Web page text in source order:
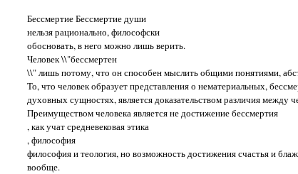
Бессмертие Бессмертие души
нельзя рационально, философски
обосновать, в него можно лишь верить.
Человек \\"бессмертен
\\" лишь потому, что он способен мыслить общими понятиями,
То, что человек образует представления о нематериальных,
духовных сущностях, является доказательством различия между
Преимуществом человека является не достижение бессмертия
, как учат средневековая этика
, философия
философия и теология, но возможность достижения счастья и
вообще.